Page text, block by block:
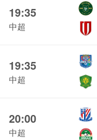
19:35
中超
19:35
中超
20:00
中超